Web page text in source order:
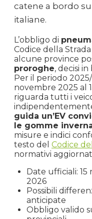
catene a bordo
italiane.
L’obbligo di
Codice della
alcune province
proroghe, decisi
Per il periodo
novembre 2025 al
riguarda tutti i
guida un’EV
le gomme
misure e indici
testo del Codice
normativi
Date ufficiali: 15
2026
Possibili
anticipate
Obbligo valido